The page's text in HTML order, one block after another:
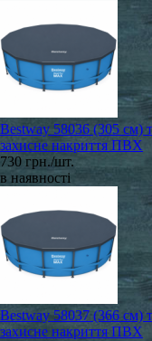
Bestway 58036 (305 см)
захисне накриття ПВХ
730 грн./шт.
в наявності
Bestway 58037 (366 см)
захисне накриття ПВХ